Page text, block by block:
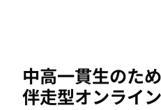
中高一貫生のた
伴走型オンライ